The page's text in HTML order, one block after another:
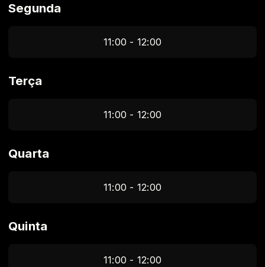
Segunda
11:00 - 12:00
Terça
11:00 - 12:00
Quarta
11:00 - 12:00
Quinta
11:00 - 12:00